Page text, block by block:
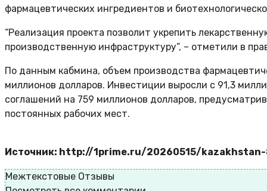
фармацевтических ингредиентов и
“Реализация проекта позволит укрепить
производственную инфраструктуру”, – отметили в
По данным кабмина, объем производства
миллионов долларов. Инвестиции выросли с 91,3
соглашений на 759 миллионов долларов,
постоянных рабочих мест.
Источник: http://1prime.ru/20260515/
Межтекстовые Отзывы